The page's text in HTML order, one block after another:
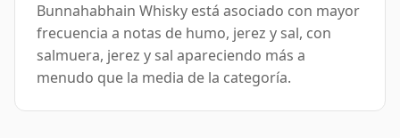
Bunnahabhain Whisky está asociado con mayor
frecuencia a notas de humo, jerez y sal, con
salmuera, jerez y sal apareciendo más a
menudo que la media de la categoría.